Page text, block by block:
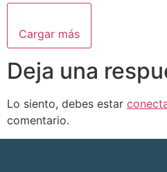
Cargar más
Deja una
Lo siento, debes estar
comentario.